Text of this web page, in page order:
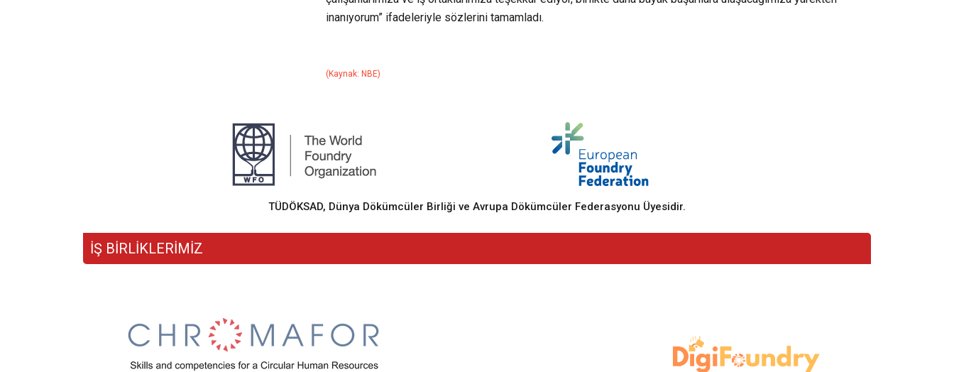
inanıyorum” ifadeleriyle sözlerini tamamladı.
(Kaynak: NBE)
TÜDÖKSAD, Dünya Dökümcüler Birliği ve Avrupa Dökümcüler Federasyonu Üyesidir.
İŞ BİRLİKLERİMİZ